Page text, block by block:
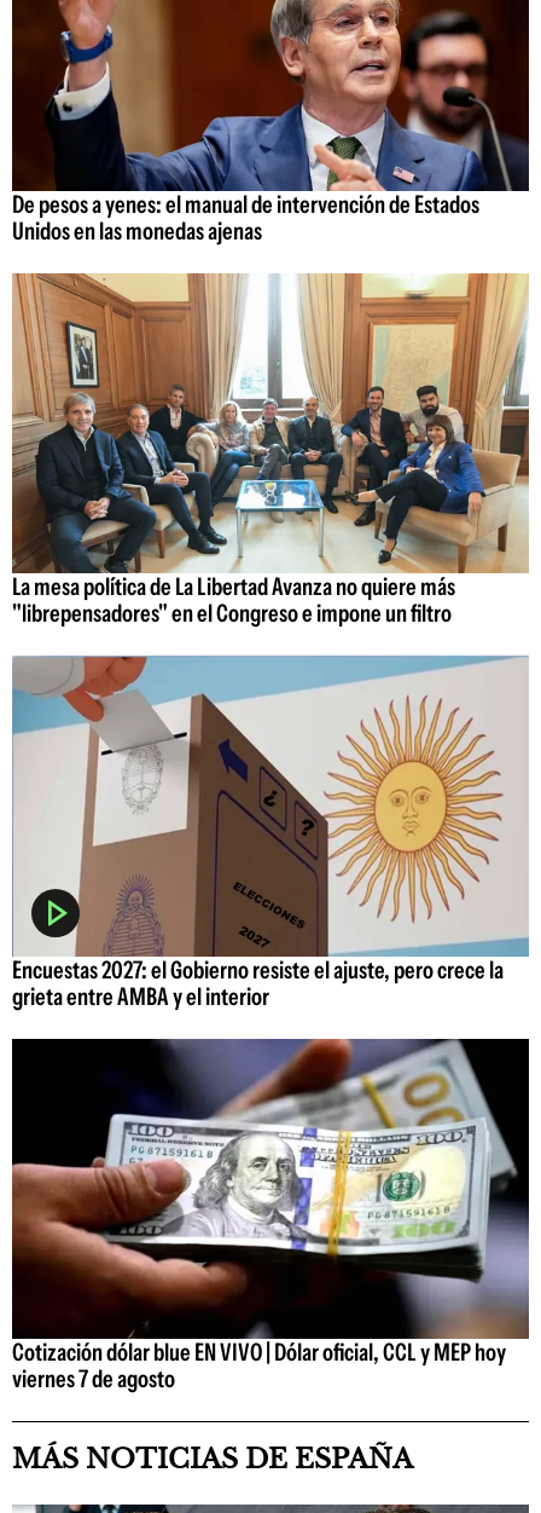
De pesos a yenes: el manual de intervención de Estados
Unidos en las monedas ajenas
La mesa política de La Libertad Avanza no quiere más
"librepensadores" en el Congreso e impone un filtro
Encuestas 2027: el Gobierno resiste el ajuste, pero crece la
grieta entre AMBA y el interior
Cotización dólar blue EN VIVO | Dólar oficial, CCL y MEP hoy
viernes 7 de agosto
MÁS NOTICIAS DE ESPAÑA